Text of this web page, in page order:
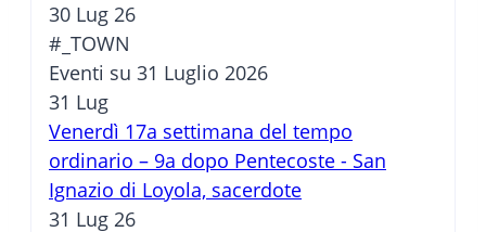
30 Lug 26
#_TOWN
Eventi su 31 Luglio 2026
31 Lug
Venerdì 17a settimana del tempo
ordinario – 9a dopo Pentecoste - San
Ignazio di Loyola, sacerdote
31 Lug 26